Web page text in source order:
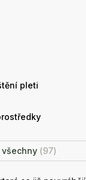
pleti
(97)